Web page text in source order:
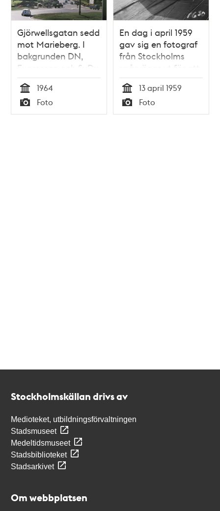
Gjörwellsgatan sedd
mot Marieberg. I
bakgrunden DN,
Expressen och SvD:s
höghus. T.v.
Kungsholmens
kommunala
flickskola, nu
Tid
1964
Typ
Foto
En dag i april 1959
gav sig en fotograf
från Stockholms
spårvägar ut för att
föreviga vyerna
kring Västerbroplan
Tid
13 april 1959
Typ
Foto
Stockholmskällan drivs av
Medioteket, utbildningsförvaltningen
Stadsmuseet
Medeltidsmuseet
Stadsbiblioteket
Stadsarkivet
Om webbplatsen